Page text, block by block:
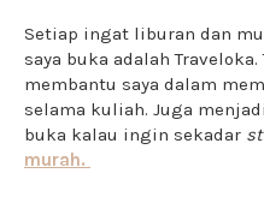
Setiap ingat liburan dan
saya buka adalah
membantu saya dalam
selama kuliah. Juga
buka kalau ingin sekadar
murah.